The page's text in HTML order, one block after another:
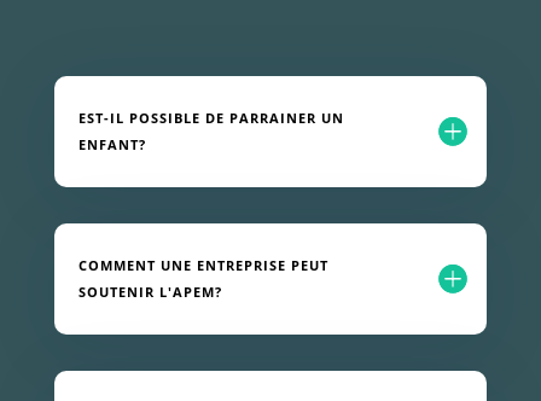
EST-IL POSSIBLE DE PARRAINER UN
ENFANT?
COMMENT UNE ENTREPRISE PEUT
SOUTENIR L'APEM?